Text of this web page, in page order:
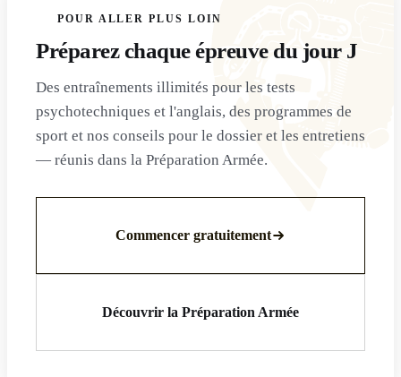
POUR ALLER PLUS LOIN
Préparez chaque épreuve du jour J
Des entraînements illimités pour les tests
psychotechniques et l'anglais, des programmes de
sport et nos conseils pour le dossier et les entretiens
— réunis dans la Préparation Armée.
Commencer gratuitement
Découvrir la Préparation Armée